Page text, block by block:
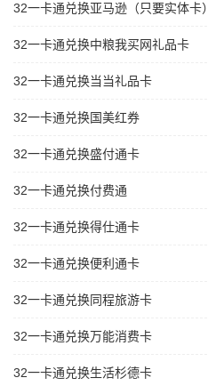
32一卡通兑换亚马逊（只要实体卡）
32一卡通兑换中粮我买网礼品卡
32一卡通兑换当当礼品卡
32一卡通兑换国美红券
32一卡通兑换盛付通卡
32一卡通兑换付费通
32一卡通兑换得仕通卡
32一卡通兑换便利通卡
32一卡通兑换同程旅游卡
32一卡通兑换万能消费卡
32一卡通兑换生活杉德卡